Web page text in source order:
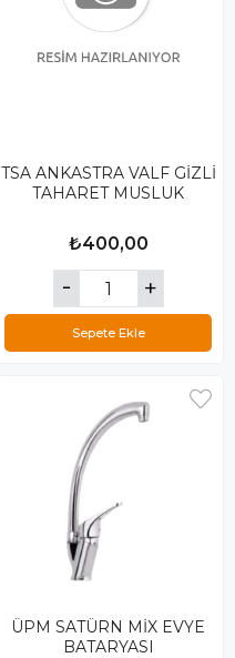
TSA ANKASTRA VALF GİZLİ
TAHARET MUSLUK
₺400,00
Sepete Ekle
ÜPM SATÜRN MİX EVYE
BATARYASI